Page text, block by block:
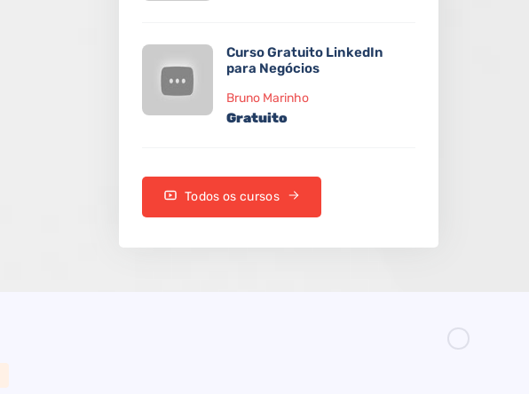
Curso Gratuito LinkedIn
para Negócios
Bruno Marinho
Gratuito
Todos os cursos